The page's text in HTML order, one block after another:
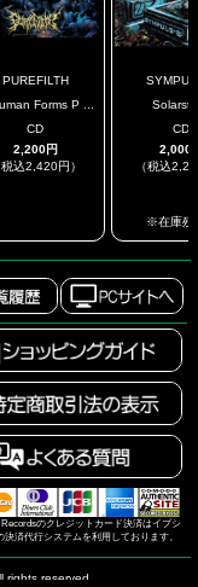
PUREFILTH
Forms P ...
CD
2,200円
税込2,420円）
CD
2,000
（税込
※在庫残
Recordsのクレジットカード決済はイプシ
決済代行システムを利用しております。
rights reserved.